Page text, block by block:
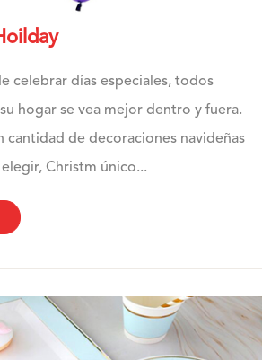
celebrar días especiales, todos
hogar se vea mejor dentro y fuera.
cantidad de decoraciones navideñas
Christm único...